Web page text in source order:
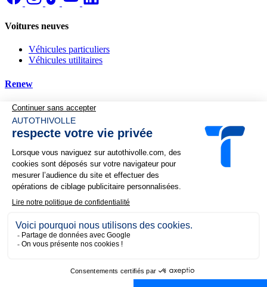
Voitures neuves
Véhicules particuliers
Véhicules utilitaires
Renew
Nos services
Financement
Reprise de votre véhicule
Complémentaire automobile
Demande de devis
Recherche personnalisée
Nos offres du moment
Nos actualités
Mentions légalesIndex égalité